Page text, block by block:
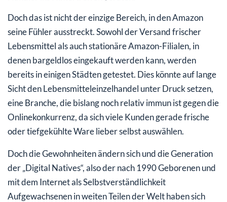
Doch das ist nicht der einzige Bereich, in den Amazon
seine Fühler ausstreckt. Sowohl der Versand frischer
Lebensmittel als auch stationäre Amazon-Filialen, in
denen bargeldlos eingekauft werden kann, werden
bereits in einigen Städten getestet. Dies könnte auf lange
Sicht den Lebensmitteleinzelhandel unter Druck setzen,
eine Branche, die bislang noch relativ immun ist gegen die
Onlinekonkurrenz, da sich viele Kunden gerade frische
oder tiefgekühlte Ware lieber selbst auswählen.
Doch die Gewohnheiten ändern sich und die Generation
der „Digital Natives“, also der nach 1990 Geborenen und
mit dem Internet als Selbstverständlichkeit
Aufgewachsenen in weiten Teilen der Welt haben sich